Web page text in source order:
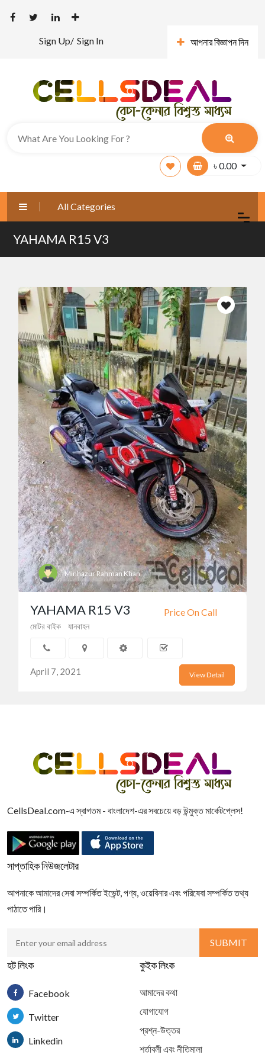
Sign Up/ Sign In আপনার বিজ্ঞাপন দিন
৳0.00
All Categories
YAHAMA R15 V3
Minhazur Rahman Khan
Price On Call
YAHAMA R15 V3
মোটর বাইক যানবাহন
April 7, 2021 View Detail
CellsDeal.com-এ স্বাগতম - বাংলাদেশ-এর সবচেয়ে বড় উন্মুক্ত মার্কেটপ্লেস!
সাপ্তাহিক নিউজলেটার
আপনাকে আমাদের সেবা সম্পর্কিত ইভেন্ট, পণ্য, ওয়েবিনার এবং পরিষেবা সম্পর্কিত তথ্য
পাঠাতে পারি।
হট লিংক
Facebook
Twitter
Linkedin
কুইক লিংক
আমাদের কথা
যোগাযোগ
প্রশ্ন-উত্তর
শর্তাবলী এবং নীতিমালা